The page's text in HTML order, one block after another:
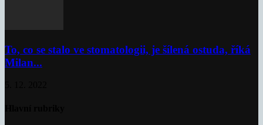
To, co se stalo ve stomatologii, je šílená ostuda, říká
Milan...